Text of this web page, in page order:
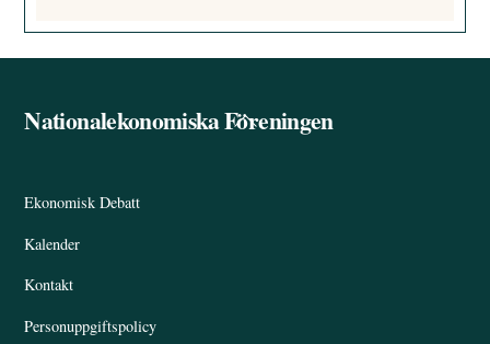
Back
Nationalekonomiska Föreningen
Ekonomisk Debatt
Kalender
Kontakt
Personuppgiftspolicy